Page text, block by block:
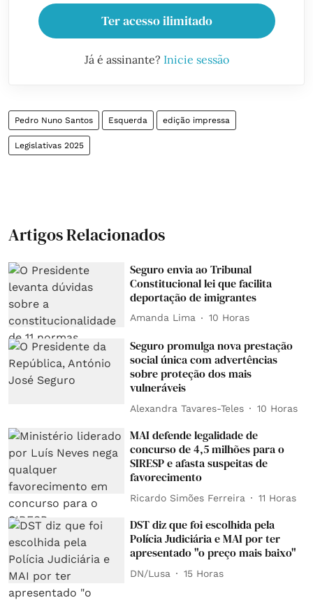
Ter acesso ilimitado
Já é assinante? Inicie sessão
Pedro Nuno Santos Esquerda edição impressa
Legislativas 2025
Artigos Relacionados
Seguro envia ao Tribunal
Constitucional lei que facilita
deportação de imigrantes
Amanda Lima 10 Horas
Seguro promulga nova prestação
social única com advertências
sobre proteção dos mais
vulneráveis
Alexandra Tavares-Teles 10 Horas
MAI defende legalidade de
concurso de 4,5 milhões para o
SIRESP e afasta suspeitas de
favorecimento
Ricardo Simões Ferreira 11 Horas
DST diz que foi escolhida pela
Polícia Judiciária e MAI por ter
apresentado "o preço mais baixo"
DN/Lusa 15 Horas